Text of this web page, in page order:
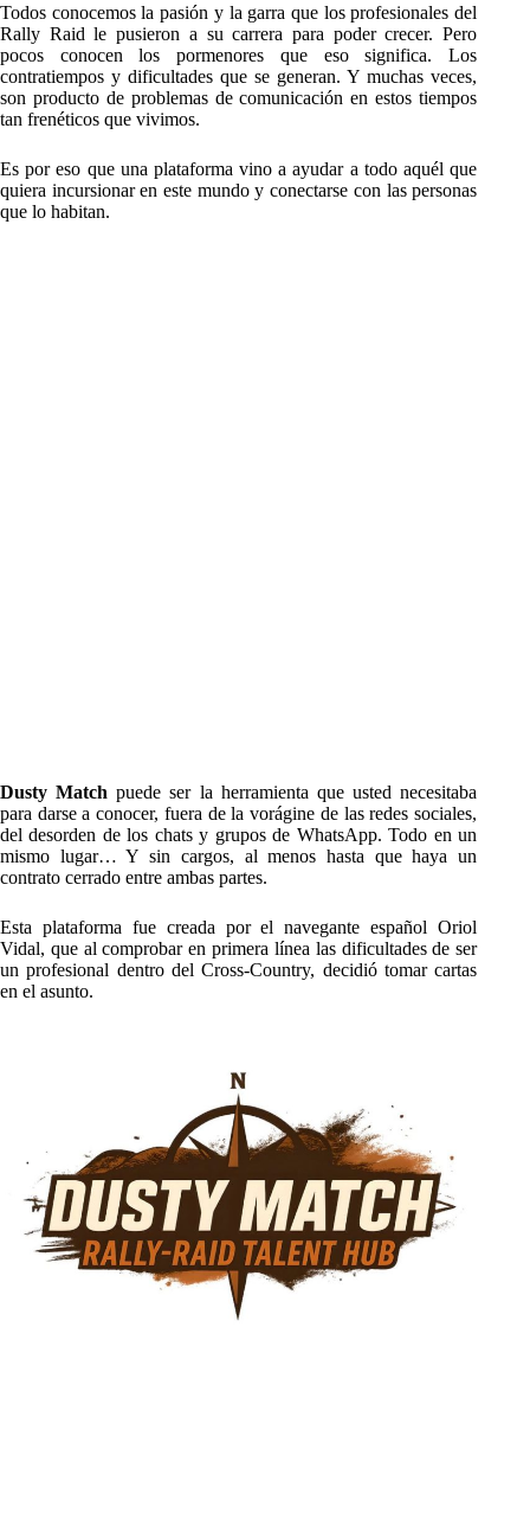
Todos conocemos la pasión y la garra que los profesionales del
Rally Raid le pusieron a su carrera para poder crecer. Pero
pocos conocen los pormenores que eso significa. Los
contratiempos y dificultades que se generan. Y muchas veces,
son producto de problemas de comunicación en estos tiempos
tan frenéticos que vivimos.
Es por eso que una plataforma vino a ayudar a todo aquél que
quiera incursionar en este mundo y conectarse con las personas
que lo habitan.
Dusty Match puede ser la herramienta que usted necesitaba
para darse a conocer, fuera de la vorágine de las redes sociales,
del desorden de los chats y grupos de WhatsApp. Todo en un
mismo lugar… Y sin cargos, al menos hasta que haya un
contrato cerrado entre ambas partes.
Esta plataforma fue creada por el navegante español Oriol
Vidal, que al comprobar en primera línea las dificultades de ser
un profesional dentro del Cross-Country, decidió tomar cartas
en el asunto.